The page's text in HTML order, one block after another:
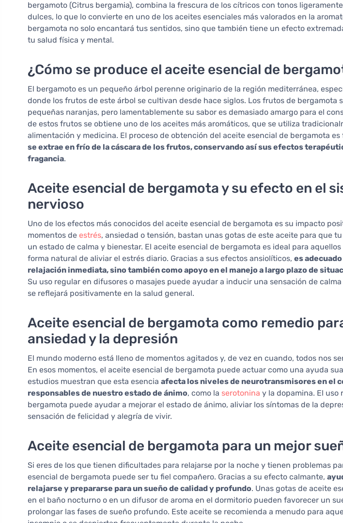
bergamoto (Citrus bergamia), combina la frescura de los cítricos con tonos
dulces, lo que lo convierte en uno de los aceites esenciales más valorados en la
bergamota no solo encantará tus sentidos, sino que también tiene un efecto
tu salud física y mental.
¿Cómo se produce el aceite esencial de
El bergamoto es un pequeño árbol perenne originario de la región mediterránea,
donde los frutos de este árbol se cultivan desde hace siglos. Los frutos de bergamota
pequeñas naranjas, pero lamentablemente su sabor es demasiado amargo para el
de estos frutos se obtiene uno de los aceites más aromáticos, que se utiliza
alimentación y medicina. El proceso de obtención del aceite esencial de bergamota es
se extrae en frío de la cáscara de los frutos, conservando así sus efectos
fragancia.
Aceite esencial de bergamota y su efecto en el
nervioso
Uno de los efectos más conocidos del aceite esencial de bergamota es su impacto
momentos de estrés, ansiedad o tensión, bastan unas gotas de este aceite para que
un estado de calma y bienestar. El aceite esencial de bergamota es ideal para
forma natural de aliviar el estrés diario. Gracias a sus efectos ansiolíticos, es
relajación inmediata, sino también como apoyo en el manejo a largo plazo de
Su uso regular en difusores o masajes puede ayudar a inducir una sensación de
se reflejará positivamente en la salud general.
Aceite esencial de bergamota como remedio
ansiedad y la depresión
El mundo moderno está lleno de momentos agitados y, de vez en cuando, todos nos
En esos momentos, el aceite esencial de bergamota puede actuar como una ayuda
estudios muestran que esta esencia afecta los niveles de neurotransmisores en el
responsables de nuestro estado de ánimo, como la serotonina y la dopamina. El uso
bergamota puede ayudar a mejorar el estado de ánimo, aliviar los síntomas de la
sensación de felicidad y alegría de vivir.
Aceite esencial de bergamota para un mejor
Si eres de los que tienen dificultades para relajarse por la noche y tienen problemas
esencial de bergamota puede ser tu fiel compañero. Gracias a su efecto calmante,
relajarse y prepararse para un sueño de calidad y profundo. Unas gotas de aceite
en el baño nocturno o en un difusor de aroma en el dormitorio pueden favorecer un
prolongar las fases de sueño profundo. Este aceite se recomienda a menudo para